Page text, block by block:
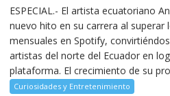
ESPECIAL.- El artista ecuatoriano
nuevo hito en su carrera al superar
mensuales en Spotify,
artistas del norte del Ecuador en
plataforma. El crecimiento de su
Curiosidades y Entretenimiento